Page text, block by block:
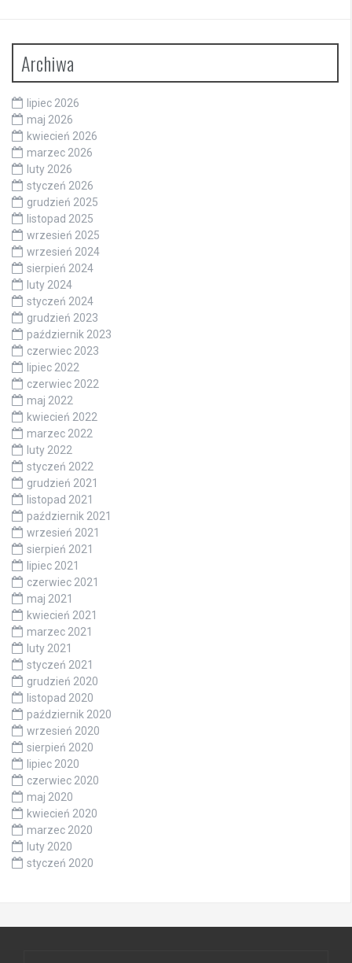
Archiwa
lipiec 2026
maj 2026
kwiecień 2026
marzec 2026
luty 2026
styczeń 2026
grudzień 2025
listopad 2025
wrzesień 2025
wrzesień 2024
sierpień 2024
luty 2024
styczeń 2024
grudzień 2023
październik 2023
czerwiec 2023
lipiec 2022
czerwiec 2022
maj 2022
kwiecień 2022
marzec 2022
luty 2022
styczeń 2022
grudzień 2021
listopad 2021
październik 2021
wrzesień 2021
sierpień 2021
lipiec 2021
czerwiec 2021
maj 2021
kwiecień 2021
marzec 2021
luty 2021
styczeń 2021
grudzień 2020
listopad 2020
październik 2020
wrzesień 2020
sierpień 2020
lipiec 2020
czerwiec 2020
maj 2020
kwiecień 2020
marzec 2020
luty 2020
styczeń 2020